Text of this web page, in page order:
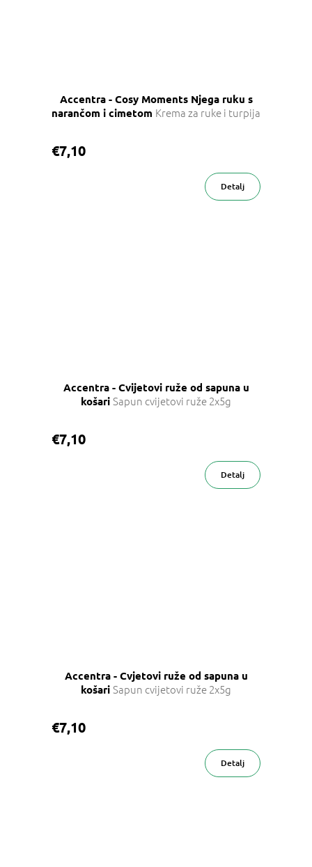
Accentra - Cosy Moments Njega ruku s
narančom i cimetom Krema za ruke i turpija
€7,10
Detalj
Accentra - Cvijetovi ruže od sapuna u
košari Sapun cvijetovi ruže 2x5g
€7,10
Detalj
Accentra - Cvjetovi ruže od sapuna u
košari Sapun cvijetovi ruže 2x5g
€7,10
Detalj